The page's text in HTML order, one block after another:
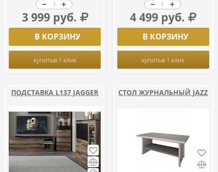
3 999 руб.
В КОРЗИНУ
купитьв 1 клик
4 499 руб.
В КОРЗИНУ
купитьв 1 клик
ПОДСТАВКА L137 JAGGER СТОЛ ЖУРНАЛЬНЫЙ JAZZ